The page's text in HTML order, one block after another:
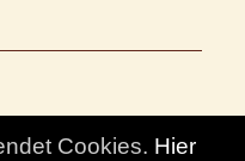
Cookies. Hier